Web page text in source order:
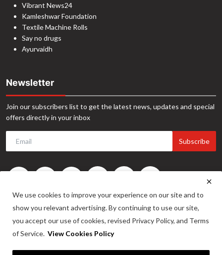
Vibrant News24
Kamleshwar Foundation
Textile Machine Rolls
Say no drugs
Ayurvaidh
Newsletter
Join our subscribers list to get the latest news, updates and special
offers directly in your inbox
Subscribe
We use cookies to improve your experience on our site and to
show you relevant advertising. By continuing to use our site,
you accept our use of cookies, revised Privacy Policy, and Terms
of Service. View Cookies Policy